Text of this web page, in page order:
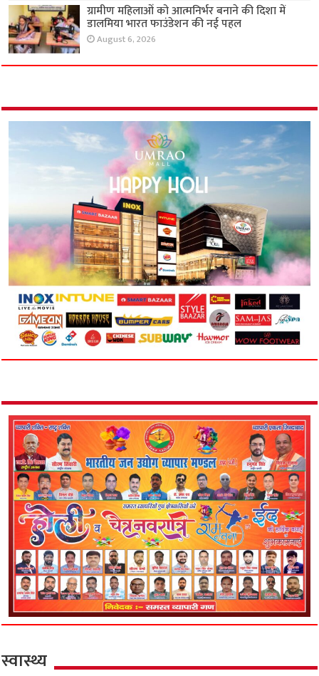
ग्रामीण महिलाओं को आत्मनिर्भर बनाने की दिशा में
डालमिया भारत फाउंडेशन की नई पहल
August 6, 2026
स्वास्थ्य